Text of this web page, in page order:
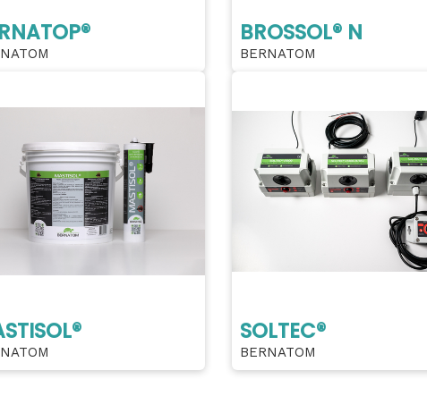
BROSSOL® N
BERNATOM
SOLTEC®
BERNATOM